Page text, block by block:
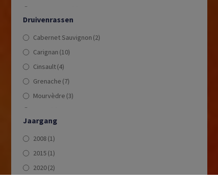
AOP Côteaux du Languedoc
Bekaa Valley (1)
Druivenrassen
Cabernet Sauvignon (2)
Carignan (10)
Cinsault(4)
Grenache (7)
Mourvèdre (3)
Jaargang
2008 (1)
2015 (1)
2020(2)